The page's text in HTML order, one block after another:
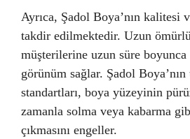
Ayrıca, Şadol Boya’nın kalitesi
takdir edilmektedir. Uzun
müşterilerine uzun süre
görünüm sağlar. Şadol
standartları, boya yüzeyinin
zamanla solma veya kabarma
çıkmasını engeller.